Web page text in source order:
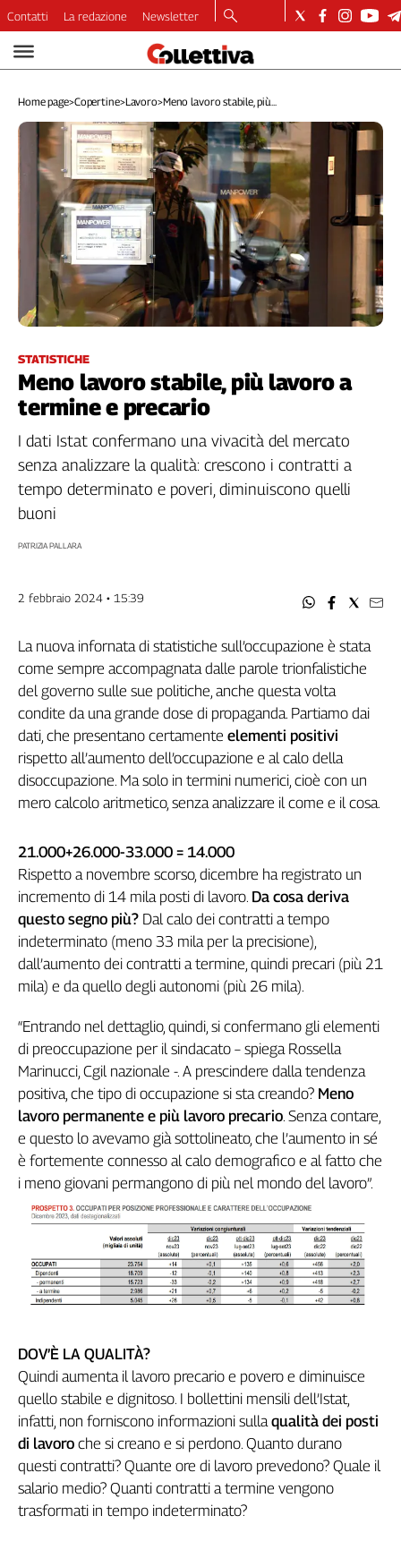
Video
Dirette
Longform
Copertine
Economia
Lavoro
Ambiente
Diritti
Welfare
Italia
Internazionale
Categorie
Filcams
Filctem
Filt
Fiom
Flai
Fp
Slc
Spi
Inca
Caaf
Speciali
G8
di
sangue
della
ragione
120
anni
Cgil
Collettiva
Academy
Collettiva
Play
Rubriche
Collettiva
Talk
La
settimana
Collettiva
Girasoli
Linea
Economica
Easy
Inserti
Idea
Diffusa
InFlai
trasmissioni
Contatti La redazione Newsletter
Home page>Copertine>Lavoro>Meno lavoro stabile, più...
STATISTICHE
Meno lavoro stabile, più lavoro a
termine e precario
I dati Istat confermano una vivacità del mercato
senza analizzare la qualità: crescono i contratti a
tempo determinato e poveri, diminuiscono quelli
buoni
PATRIZIA PALLARA
2 febbraio 2024 • 15:39
La nuova infornata di statistiche sull’occupazione è stata
come sempre accompagnata dalle parole trionfalistiche
del governo sulle sue politiche, anche questa volta
condite da una grande dose di propaganda. Partiamo dai
dati, che presentano certamente elementi positivi
rispetto all’aumento dell’occupazione e al calo della
disoccupazione. Ma solo in termini numerici, cioè con un
mero calcolo aritmetico, senza analizzare il come e il cosa.
21.000+26.000-33.000 = 14.000
Rispetto a novembre scorso, dicembre ha registrato un
incremento di 14 mila posti di lavoro. Da cosa deriva
questo segno più? Dal calo dei contratti a tempo
indeterminato (meno 33 mila per la precisione),
dall’aumento dei contratti a termine, quindi precari (più 21
mila) e da quello degli autonomi (più 26 mila).
“Entrando nel dettaglio, quindi, si confermano gli elementi
di preoccupazione per il sindacato – spiega Rossella
Marinucci, Cgil nazionale -. A prescindere dalla tendenza
positiva, che tipo di occupazione si sta creando? Meno
lavoro permanente e più lavoro precario. Senza contare,
e questo lo avevamo già sottolineato, che l’aumento in sé
è fortemente connesso al calo demografico e al fatto che
i meno giovani permangono di più nel mondo del lavoro”.
DOV’È LA QUALITÀ?
Quindi aumenta il lavoro precario e povero e diminuisce
quello stabile e dignitoso. I bollettini mensili dell’Istat,
infatti, non forniscono informazioni sulla qualità dei posti
di lavoro che si creano e si perdono. Quanto durano
questi contratti? Quante ore di lavoro prevedono? Quale il
salario medio? Quanti contratti a termine vengono
trasformati in tempo indeterminato?